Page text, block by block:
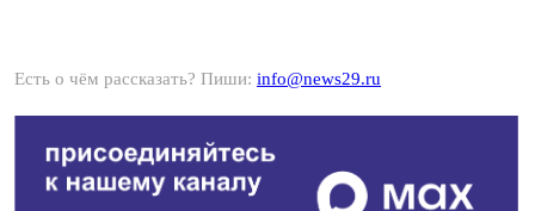
Есть о чём рассказать? Пиши: info@news29.ru